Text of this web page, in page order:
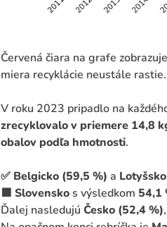
Červená čiara na grafe
miera recyklácie neustále rastie.
V roku 2023 pripadlo na
zrecyklovalo v priemere 14,8
obalov podľa hmotnosti.
✅ Belgicko (59,5 %) a
🟩 Slovenskos výsledkom 54,1
Ďalej nasledujú Česko (52,4 %),